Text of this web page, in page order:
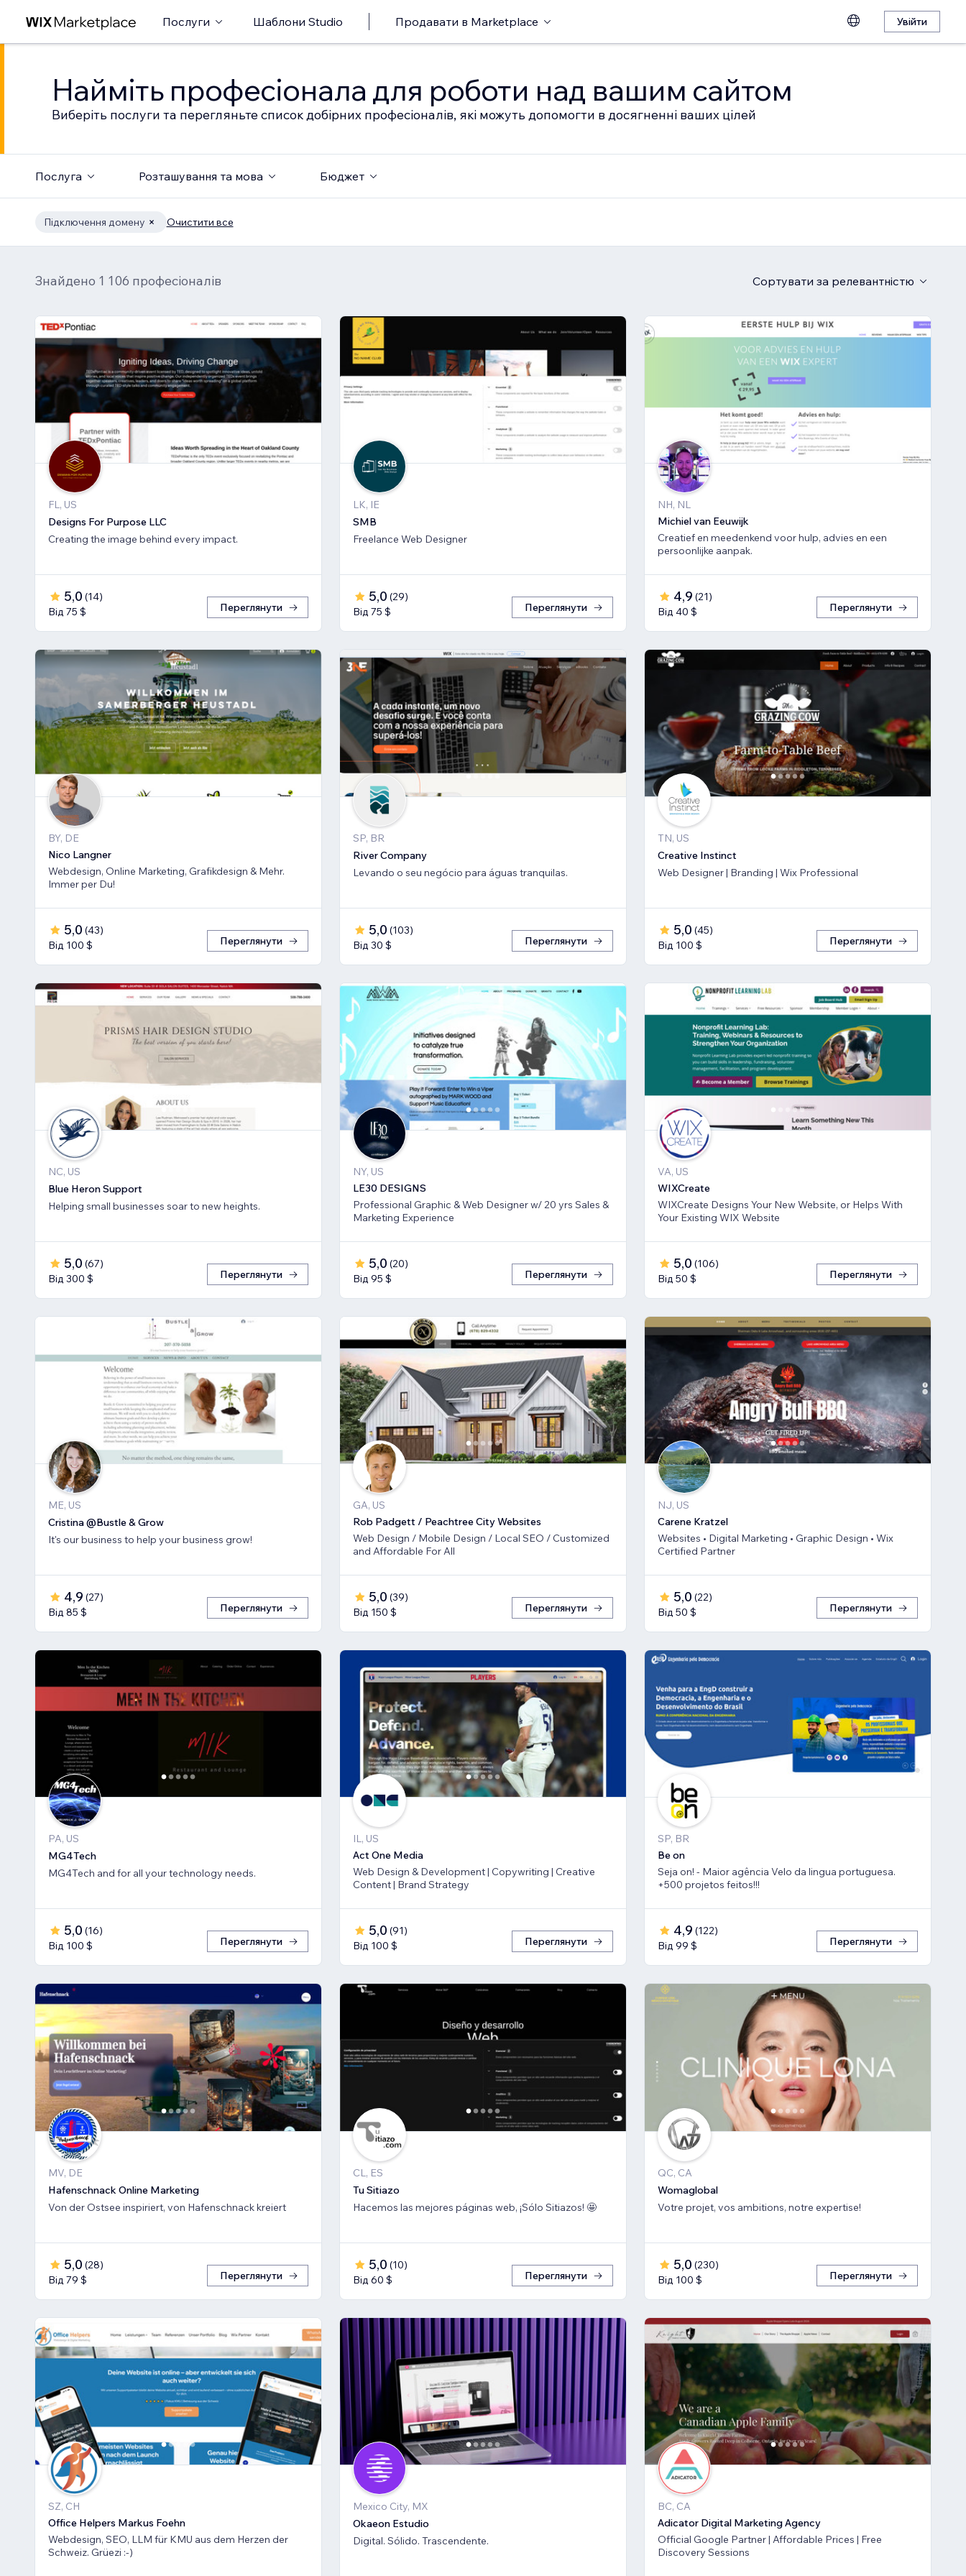
Послуги Шаблони Studio Продавати в Marketplace Увійти
Найміть професіонала для роботи над вашим сайтом
Виберіть послуги та перегляньте список добірних професіоналів, які можуть допомогти в досягненні ваших цілей
Послуга Розташування та мова Бюджет
Підключення домену Очистити все
Знайдено 1 106 професіоналів Сортувати за релевантністю
FL, US
Designs For Purpose LLC
Creating the image behind every impact.
5,0 (14)
Від 75 $
Переглянути
LK, IE
SMB
Freelance Web Designer
5,0 (29)
Від 75 $
Переглянути
NH, NL
Michiel van Eeuwijk
Creatief en meedenkend voor hulp, advies en een
persoonlijke aanpak.
4,9 (21)
Від 40 $
Переглянути
BY, DE
Nico Langner
Webdesign, Online Marketing, Grafikdesign & Mehr.
Immer per Du!
5,0 (43)
Від 100 $
Переглянути
SP, BR
River Company
Levando o seu negócio para águas tranquilas.
5,0 (103)
Від 30 $
Переглянути
TN, US
Creative Instinct
Web Designer | Branding | Wix Professional
5,0 (45)
Від 100 $
Переглянути
NC, US
Blue Heron Support
Helping small businesses soar to new heights.
5,0 (67)
Від 300 $
Переглянути
NY, US
LE30 DESIGNS
Professional Graphic & Web Designer w/ 20 yrs Sales &
Marketing Experience
5,0 (20)
Від 95 $
Переглянути
VA, US
WIXCreate
WIXCreate Designs Your New Website, or Helps With
Your Existing WIX Website
5,0 (106)
Від 50 $
Переглянути
ME, US
Cristina @Bustle & Grow
It's our business to help your business grow!
4,9 (27)
Від 85 $
Переглянути
GA, US
Rob Padgett / Peachtree City Websites
Web Design / Mobile Design / Local SEO / Customized
and Affordable For All
5,0 (39)
Від 150 $
Переглянути
NJ, US
Carene Kratzel
Websites • Digital Marketing • Graphic Design • Wix
Certified Partner
5,0 (22)
Від 50 $
Переглянути
PA, US
MG4Tech
MG4Tech and for all your technology needs.
5,0 (16)
Від 100 $
Переглянути
IL, US
Act One Media
Web Design & Development | Copywriting | Creative
Content | Brand Strategy
5,0 (91)
Від 100 $
Переглянути
SP, BR
Be on
Seja on! - Maior agência Velo da lingua portuguesa.
+500 projetos feitos!!!
4,9 (122)
Від 99 $
Переглянути
MV, DE
Hafenschnack Online Marketing
Von der Ostsee inspiriert, von Hafenschnack kreiert
5,0 (28)
Від 79 $
Переглянути
CL, ES
Tu Sitiazo
Hacemos las mejores páginas web, ¡Sólo Sitiazos! 🤩
5,0 (10)
Від 60 $
Переглянути
QC, CA
Womaglobal
Votre projet, vos ambitions, notre expertise!
5,0 (230)
Від 100 $
Переглянути
SZ, CH
Office Helpers Markus Foehn
Webdesign, SEO, LLM für KMU aus dem Herzen der
Schweiz. Grüezi :-)
Mexico City, MX
Okaeon Estudio
Digital. Sólido. Trascendente.
BC, CA
Adicator Digital Marketing Agency
Official Google Partner | Affordable Prices | Free
Discovery Sessions